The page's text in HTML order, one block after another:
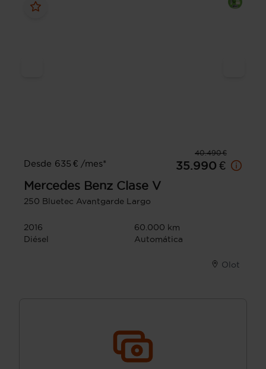
40.490 €
Desde 635 € /mes*
35.990 €
Mercedes Benz Clase V
250 Bluetec Avantgarde Largo
2016
60.000 km
Diésel
Automática
Olot